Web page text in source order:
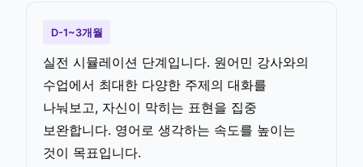
D-1~3개월
실전 시뮬레이션 단계입니다. 원어민 강사와의
수업에서 최대한 다양한 주제의 대화를
나눠보고, 자신이 막히는 표현을 집중
보완합니다. 영어로 생각하는 속도를 높이는
것이 목표입니다.